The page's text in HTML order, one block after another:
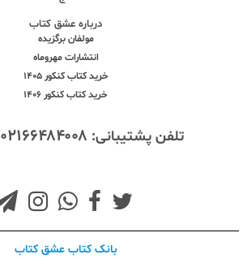
درباره عشق کتاب
مولفان برگزیده
انتشارات مهروماه
خرید کتاب کنکور 1405
خرید کتاب کنکور 1406
تلفن پشتیبانی: ۰۲۱۶۶۴۸۴۰۰۸
بانک کتاب عشق کتاب